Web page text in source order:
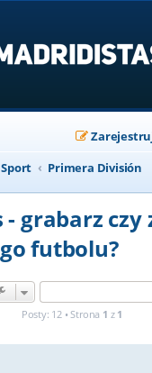
Sport Primera División
- grabarz
futbolu?
Posty: 12 • Strona 1 z 1